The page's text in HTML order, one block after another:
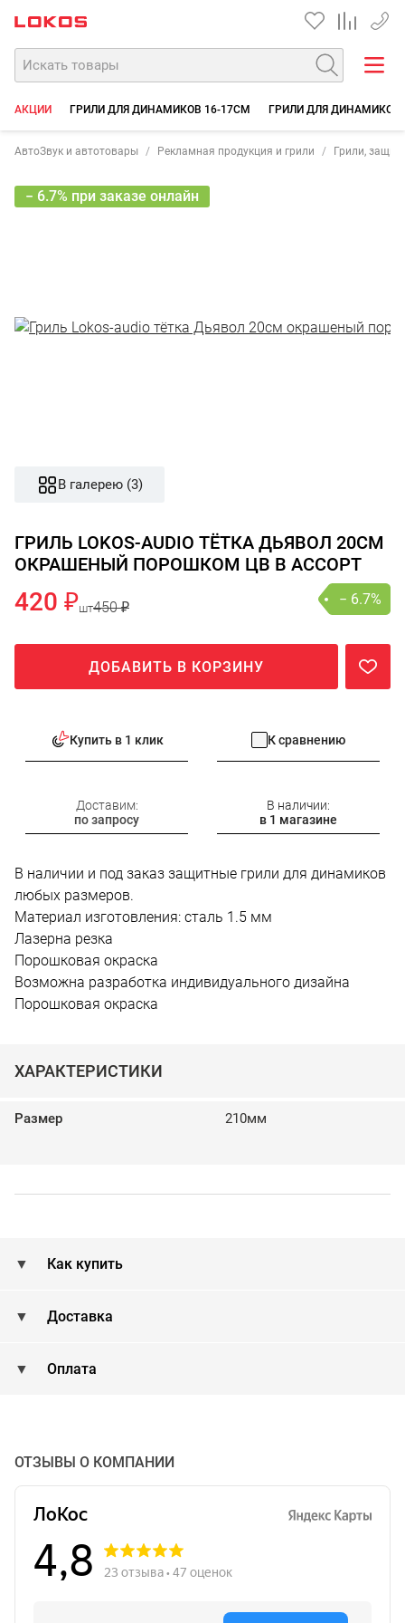
+7
АКЦИИ ГРИЛИ ДЛЯ ДИНАМИКОВ 16-17СМ ГРИЛИ ДЛЯ ДИНАМИКОВ
АвтоЗвук и автотовары Рекламная продукция и грили Грили,
− 6.7% при заказе онлайн
В галерею (3)
ГРИЛЬ LOKOS-AUDIO ТЁТКА ДЬЯВОЛ 20СМ
ОКРАШЕНЫЙ ПОРОШКОМ ЦВ В АССОРТ
420 ₽шт450 ₽ − 6.7%
ДОБАВИТЬ В КОРЗИНУ
Купить в 1 клик К сравнению
Доставим:
по запросу
В наличии:
в 1 магазине
В наличии и под заказ защитные грили для динамиков
любых размеров.
Материал изготовления: сталь 1.5 мм
Лазерна резка
Порошковая окраска
Возможна разработка индивидуального дизайна
Порошковая окраска
ХАРАКТЕРИСТИКИ
Размер 210мм
Как купить
Доставка
Оплата
ОТЗЫВЫ О КОМПАНИИ